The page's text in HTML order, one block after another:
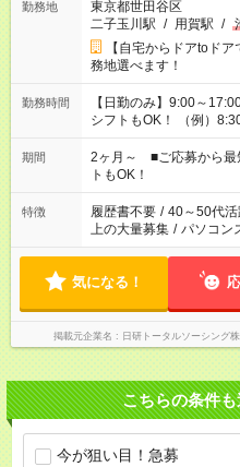
勤務地
東京都世田谷区
二子玉川駅 / 用賀駅 /
【自宅からドアtoド
務地選べます！
勤務時間
【日勤のみ】9:00～17:00（休憩60分）
シフトもOK！ （例
「家族とお休みを合わせ
など、あなたのご希望に沿
ーク希望の方へ 今ご覧
のお仕事の勤務時間。
ません
期間
2ヶ月～ ■ご応募から最
トもOK！
特徴 履歴書不要 / 40～50代活
上の大量募集 / パソコン
気になる！
掲載元企業名 日研トータルソーシン
こちらの条件
今が狙い目！急募